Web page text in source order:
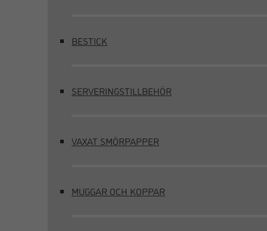
BESTICK
SERVERINGSTILLBEHÖR
VAXAT SMÖRPAPPER
MUGGAR OCH KOPPAR